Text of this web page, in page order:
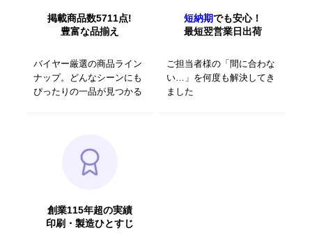
掲載商品数5711点!
豊富な品揃え
バイヤー厳選の商品ライン
ナップ。どんなシーンにも
ぴったりの一品が見つかる
短納期でも安心！
最短翌営業日出荷
ご担当者様の「間に合わな
い…」を何度も解決してき
ました
創業115年超の実績
印刷・製造ひとすじ